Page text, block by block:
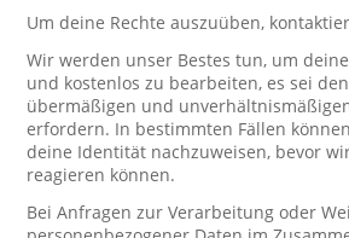
Um deine Rechte auszuüben,
Wir werden unser Bestes tun, um
und kostenlos zu bearbeiten, es sei
übermäßigen und
erfordern. In bestimmten Fällen
deine Identität nachzuweisen, bevor
reagieren können.
Bei Anfragen zur Verarbeitung oder